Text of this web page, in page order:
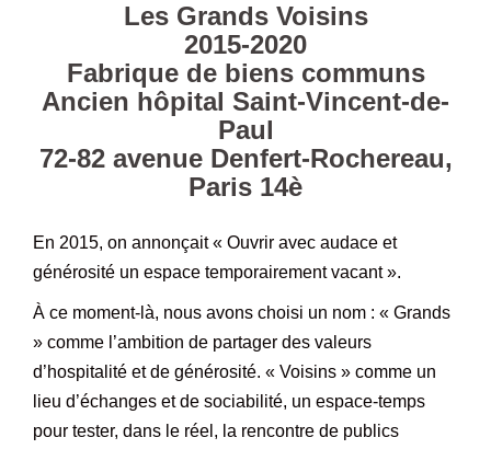
Les Grands Voisins
2015-2020
Fabrique de biens communs
Ancien hôpital Saint-Vincent-de-
Paul
72-82 avenue Denfert-Rochereau,
Paris 14è
En 2015, on annonçait « Ouvrir avec audace et
générosité un espace temporairement vacant ».
À ce moment-là, nous avons choisi un nom : « Grands
» comme l’ambition de partager des valeurs
d’hospitalité et de générosité. « Voisins » comme un
lieu d’échanges et de sociabilité, un espace-temps
pour tester, dans le réel, la rencontre de publics